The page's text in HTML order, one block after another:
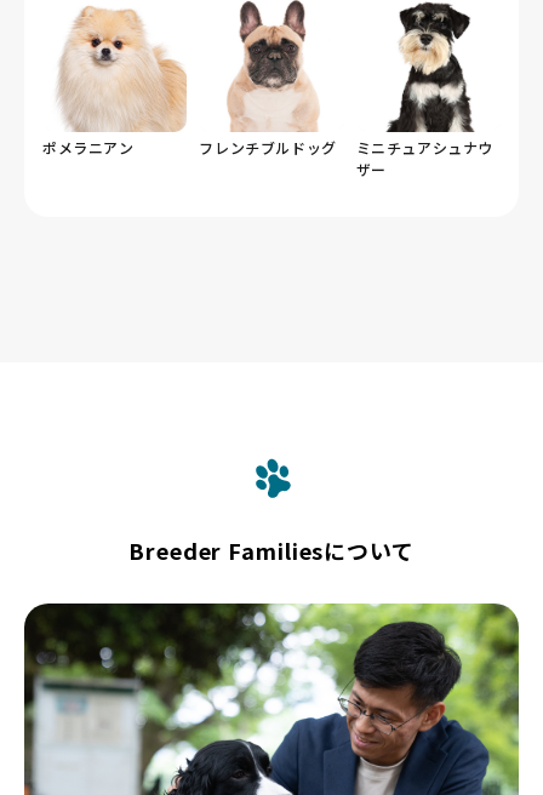
ポメラニアン フレンチブルドッグ
ミニチュアシュナウ
ザー
Breeder Familiesについて